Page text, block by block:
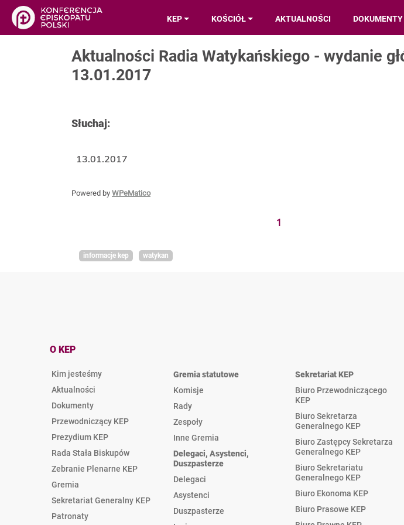
KEP KOŚCIÓŁ AKTUALNOŚCI DOKUMENTY
Aktualności Radia Watykańskiego - wydanie
13.01.2017
Słuchaj:
Powered by WPeMatico
1
13.01.2017
informacje kep watykan
O KEP
Kim jesteśmy
Aktualności
Dokumenty
Przewodniczący KEP
Prezydium KEP
Rada Stała Biskupów
Zebranie Plenarne KEP
Gremia
Sekretariat Generalny KEP
Patronaty
Gremia statutowe
Komisje
Rady
Zespoły
Inne Gremia
Delegaci, Asystenci,
Duszpasterze
Delegaci
Asystenci
Duszpasterze
Sekretariat KEP
Biuro Przewodniczącego
KEP
Biuro Sekretarza
Generalnego KEP
Biuro Zastępcy Sekretarza
Generalnego KEP
Biuro Sekretariatu
Generalnego KEP
Biuro Ekonoma KEP
Biuro Prasowe KEP